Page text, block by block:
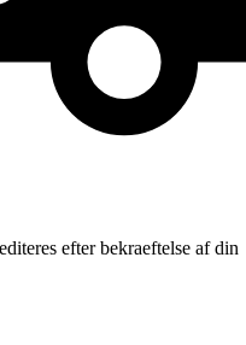
efter bekraeftelse af din